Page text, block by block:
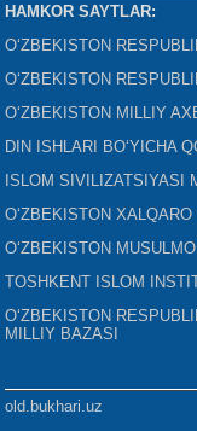
HAMKOR SAYTLAR:
O‘ZBEKISTON
O‘ZBEKISTON
O‘ZBEKISTON MILLIY
DIN ISHLARI BO‘YICHA
ISLOM SIVILIZATSIYASI
O‘ZBEKISTON
O‘ZBEKISTON
TOSHKENT ISLOM
O‘ZBEKISTON
MILLIY BAZASI
old.bukhari.uz